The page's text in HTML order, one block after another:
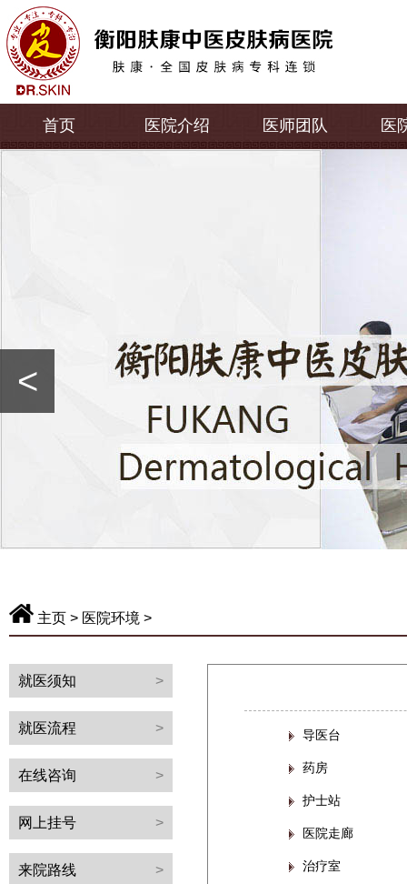
首页 医院介绍 医师团队 医
<
主页 > 医院环境 >
就医须知 >
就医流程 >
在线咨询 >
网上挂号 >
来院路线 >
导医台
药房
护士站
医院走廊
治疗室